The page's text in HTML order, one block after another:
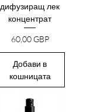
дифузиращ лек
концентрат
Цена
60,00 GBP
Добави в
кошницата